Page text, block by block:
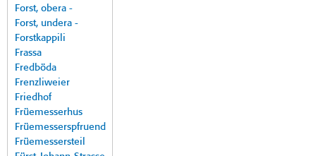
Forst, obera -
Forst, undera -
Forstkappili
Frassa
Fredböda
Frenzliweier
Friedhof
Früemesserhus
Früemesserspfruend
Früemessersteil